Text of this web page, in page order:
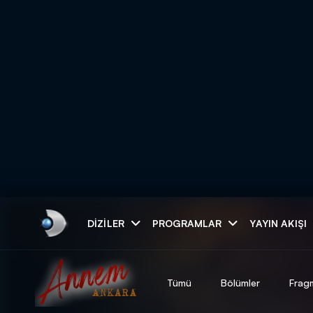
DIZILER PROGRAMLAR YAYIN AKIŞI
Tümü Bölümler